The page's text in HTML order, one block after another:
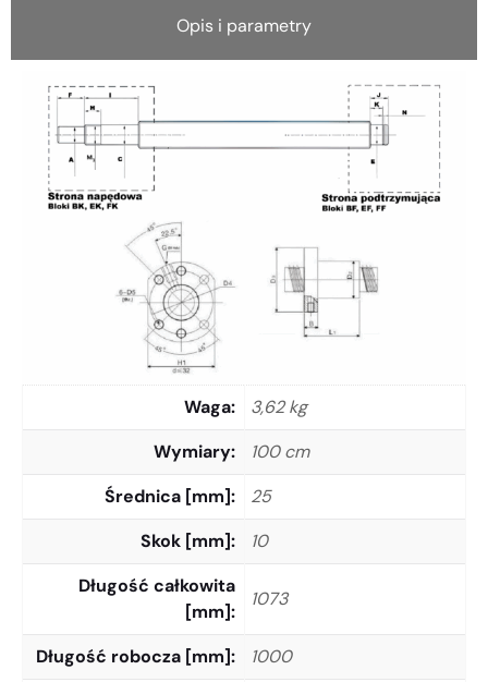
Opis i parametry
Waga
3,62 kg
Wymiary
100 cm
Średnica [mm]
25
Skok [mm]
10
Długość całkowita
[mm]
1073
Długość robocza [mm]
1000